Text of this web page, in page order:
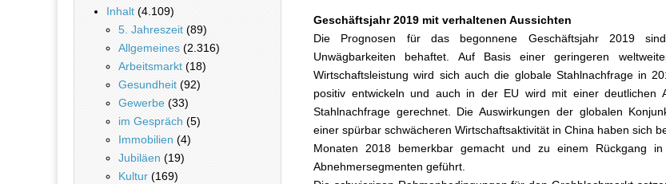
Geschäftsjahr 2019 mit verhaltenen Aussichten
Die Prognosen für das begonnene Geschäftsjahr 2019
Unwägbarkeiten behaftet. Auf Basis einer geringeren
Wirtschaftsleistung wird sich auch die globale Stahlnachfrage in
positiv entwickeln und auch in der EU wird mit einer deutlichen
Stahlnachfrage gerechnet. Die Auswirkungen der globalen
einer spürbar schwächeren Wirtschaftsaktivität in China haben sich
Monaten 2018 bemerkbar gemacht und zu einem Rückgang in
Abnehmersegmenten geführt.
Inhalt (4.109)
5. Jahreszeit (89)
Allgemeines (2.316)
Arbeitsmarkt (18)
Gesundheit (92)
Gewerbe (33)
im Gespräch (5)
Immobilien (4)
Jubiläen (19)
Kultur (169)